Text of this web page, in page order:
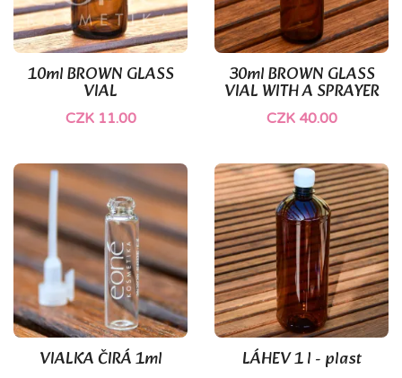
10ml BROWN GLASS
VIAL
CZK 11.00
30ml BROWN GLASS
VIAL WITH A SPRAYER
CZK 40.00
VIALKA ČIRÁ 1ml LÁHEV 1 l - plast